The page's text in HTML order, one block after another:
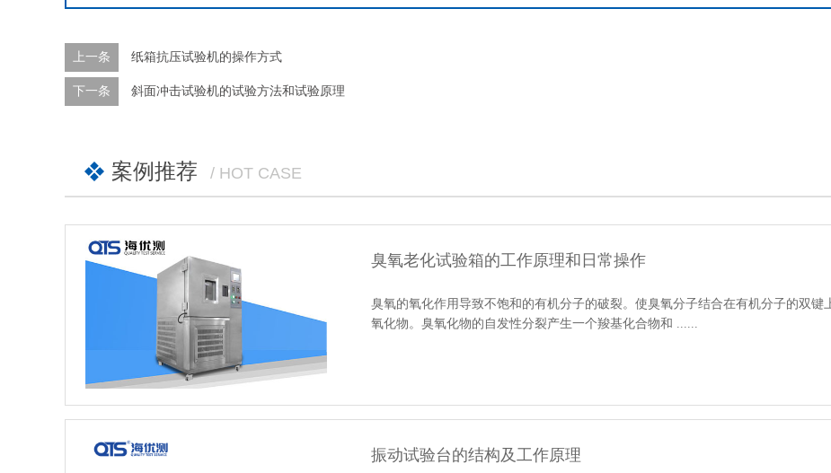
上一条 纸箱抗压试验机的操作方式
下一条 斜面冲击试验机的试验方法和试验原理
案例推荐 / HOT CASE
臭氧老化试验箱的工作原理和日常操作
臭氧的氧化作用导致不饱和的有机分子的破裂。使臭氧分子结合在有机分子的双键
氧化物。臭氧化物的自发性分裂产生一个羧基化合物和 ......
振动试验台的结构及工作原理